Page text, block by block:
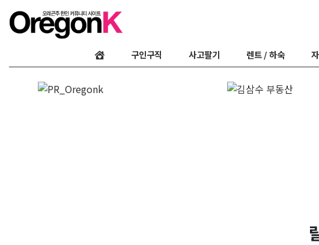
구인구직 사고팔기 렌트 / 하숙